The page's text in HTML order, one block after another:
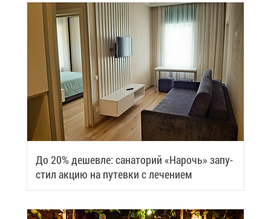
До 20% де­шев­ле: са­на­то­рий «На­рочь» за­пу­
стил ак­цию на пу­тев­ки с ле­че­ни­ем